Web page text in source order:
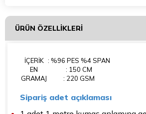
ÜRÜN ÖZELLIKLERI
İÇERİK : %96 PES %4 SPAN
EN
: 150 CM
GRAMAJ
: 220 GSM
Sipariş adet açıklaması